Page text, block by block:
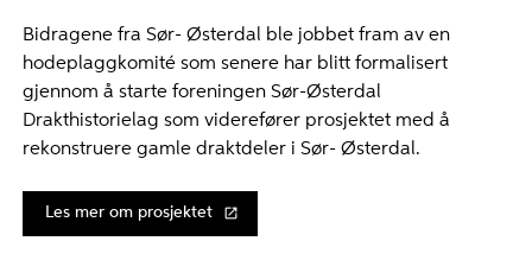
Bidragene fra Sør- Østerdal ble jobbet fram av en
hodeplaggkomité som senere har blitt formalisert
gjennom å starte foreningen Sør-Østerdal
Drakthistorielag som viderefører prosjektet med å
rekonstruere gamle draktdeler i Sør- Østerdal.
Les mer om prosjektet